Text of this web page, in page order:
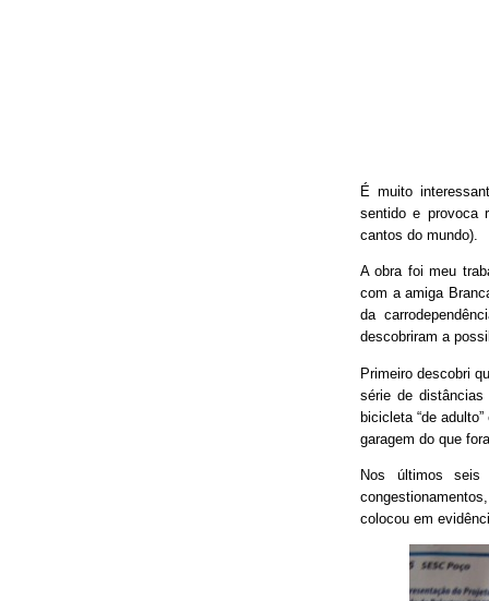
É muito
sentido e provoca
cantos do mundo).
A obra foi meu
com a amiga
da
descobriram a
Primeiro descobri
série de distâncias
bicicleta “de
garagem do que
Nos últimos seis
colocou em